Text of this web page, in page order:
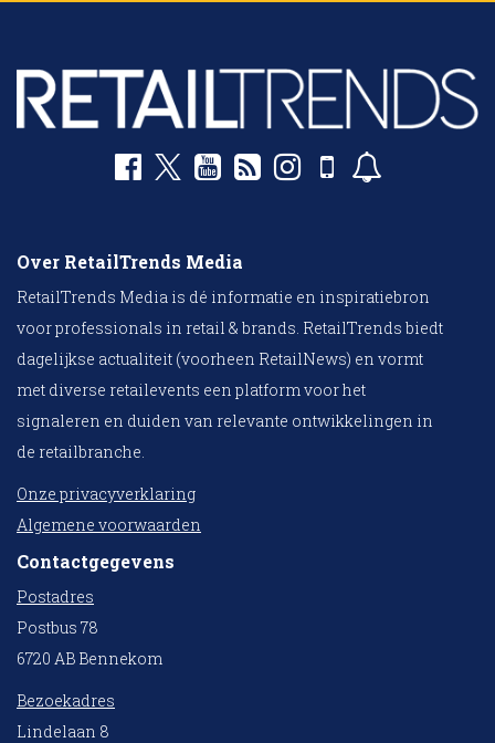
Over RetailTrends Media
RetailTrends Media is dé informatie en inspiratiebron
voor professionals in retail & brands. RetailTrends biedt
dagelijkse actualiteit (voorheen RetailNews) en vormt
met diverse retailevents een platform voor het
signaleren en duiden van relevante ontwikkelingen in
de retailbranche.
Onze privacyverklaring
Algemene voorwaarden
Contactgegevens
Postadres
Postbus 78
6720 AB Bennekom
Bezoekadres
Lindelaan 8